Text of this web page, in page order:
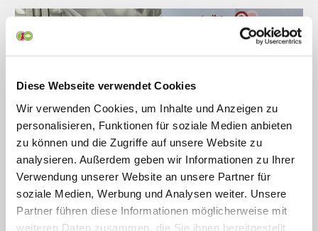
Diese Webseite verwendet Cookies
Wir verwenden Cookies, um Inhalte und Anzeigen zu
personalisieren, Funktionen für soziale Medien anbieten
zu können und die Zugriffe auf unsere Website zu
analysieren. Außerdem geben wir Informationen zu Ihrer
Verwendung unserer Website an unsere Partner für
soziale Medien, Werbung und Analysen weiter. Unsere
Partner führen diese Informationen möglicherweise mit
weiteren Daten zusammen, die Sie ihnen bereitgestellt
05.02.2026
Neue Kooperation für zukunftsorientiertes
Lernen im Gesundheitswesen